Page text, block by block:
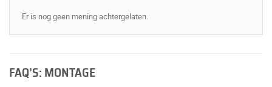
Er is nog geen mening achtergelaten.
FAQ’S: MONTAGE